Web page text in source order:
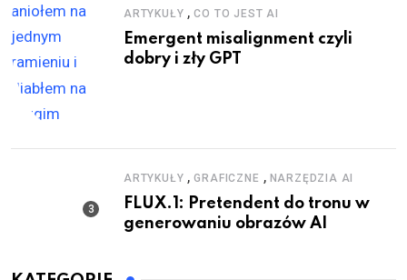
ARTYKUŁY ,CO TO JEST AI
Emergent misalignment czyli
dobry i zły GPT
ARTYKUŁY ,GRAFICZNE , NARZĘDZIA AI
FLUX.1: Pretendent do tronu w
generowaniu obrazów AI